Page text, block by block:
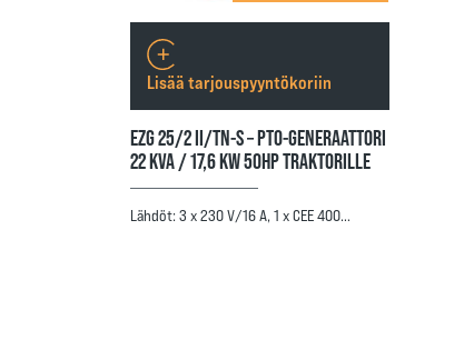
EZG 25/2 II/TN-S – PTO-GENERAATTORI
22 KVA / 17,6 KW 50HP TRAKTORILLE
Lähdöt: 3 x 230 V/16 A, 1 x CEE 400…
Lisää tarjouspyyntökoriin